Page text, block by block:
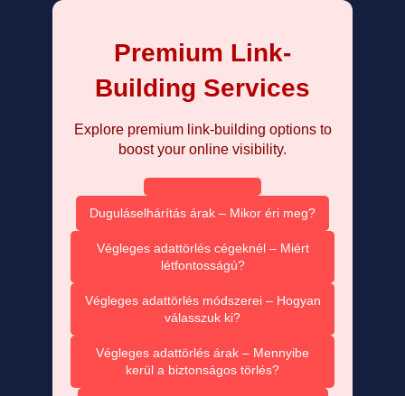
Premium Link-
Building Services
Explore premium link-building options to
boost your online visibility.
Duguláselhárítás árak – Mikor éri meg?
Végleges adattörlés cégeknél – Miért
létfontosságú?
Végleges adattörlés módszerei – Hogyan
válasszuk ki?
Végleges adattörlés árak – Mennyibe
kerül a biztonságos törlés?